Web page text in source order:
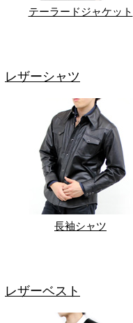
テーラードジャケット
レザーシャツ
長袖シャツ
レザーベスト